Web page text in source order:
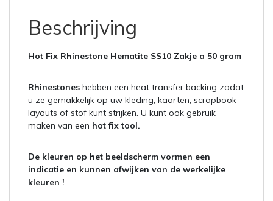
Beschrijving
Hot Fix Rhinestone Hematite SS10 Zakje a 50 gram
Rhinestones hebben een heat transfer backing zodat
u ze gemakkelijk op uw kleding, kaarten, scrapbook
layouts of stof kunt strijken. U kunt ook gebruik
maken van een hot fix tool.
De kleuren op het beeldscherm vormen een
indicatie en kunnen afwijken van de werkelijke
kleuren !